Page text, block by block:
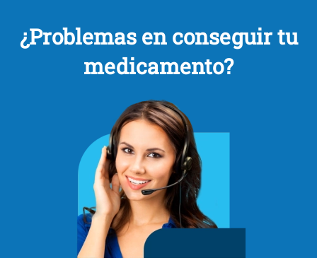
¿Problemas en conseguir tu
medicamento?